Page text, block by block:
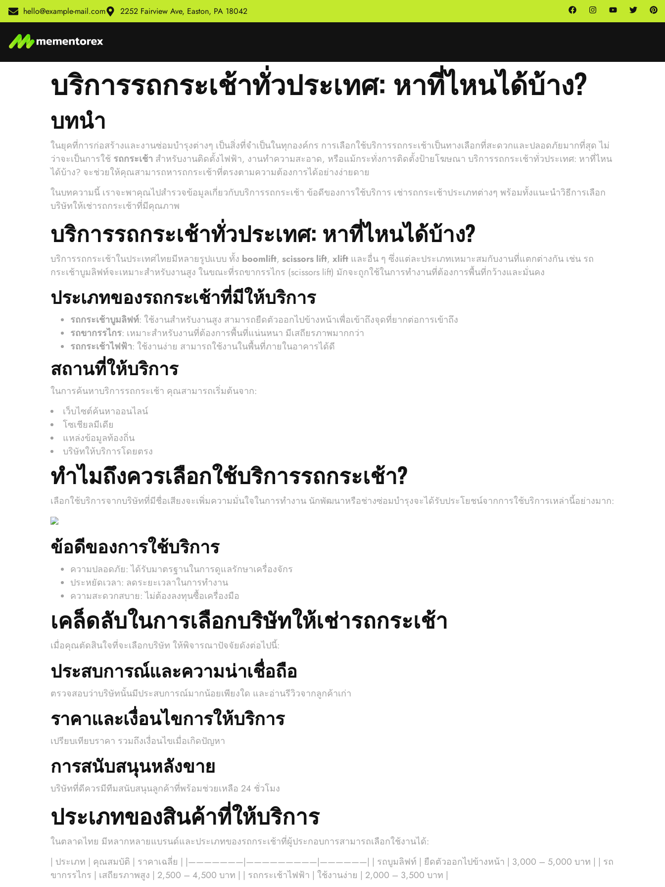
hello@example-mail.com 2252 Fairview Ave, Easton, PA 18042
บริการรถกระเช้าทั่วประเทศ: หาที่ไหนได้บ้าง?
บทนำ
ในยุคที่การก่อสร้างและงานซ่อมบำรุงต่างๆ เป็นสิ่งที่จำเป็นในทุกองค์กร การเลือกใช้บริการรถกระเช้าเป็นทางเลือกที่สะดวกและปลอดภัยมากที่สุด ไม่
ว่าจะเป็นการใช้ รถกระเช้า สำหรับงานติดตั้งไฟฟ้า, งานทำความสะอาด, หรือแม้กระทั่งการติดตั้งป้ายโฆษณา บริการรถกระเช้าทั่วประเทศ: หาที่ไหน
ได้บ้าง? จะช่วยให้คุณสามารถหารถกระเช้าที่ตรงตามความต้องการได้อย่างง่ายดาย
ในบทความนี้ เราจะพาคุณไปสำรวจข้อมูลเกี่ยวกับบริการรถกระเช้า ข้อดีของการใช้บริการ เช่ารถกระเช้าประเภทต่างๆ พร้อมทั้งแนะนำวิธีการเลือก
บริษัทให้เช่ารถกระเช้าที่มีคุณภาพ
บริการรถกระเช้าทั่วประเทศ: หาที่ไหนได้บ้าง?
บริการรถกระเช้าในประเทศไทยมีหลายรูปแบบ ทั้ง boomlift, scissors lift, xlift และอื่น ๆ ซึ่งแต่ละประเภทเหมาะสมกับงานที่แตกต่างกัน เช่น รถ
กระเช้าบูมลิฟท์จะเหมาะสำหรับงานสูง ในขณะที่รถขากรรไกร (scissors lift) มักจะถูกใช้ในการทำงานที่ต้องการพื้นที่กว้างและมั่นคง
ประเภทของรถกระเช้าที่มีให้บริการ
รถกระเช้าบูมลิฟท์: ใช้งานสำหรับงานสูง สามารถยืดตัวออกไปข้างหน้าเพื่อเข้าถึงจุดที่ยากต่อการเข้าถึง
รถขากรรไกร: เหมาะสำหรับงานที่ต้องการพื้นที่แน่นหนา มีเสถียรภาพมากกว่า
รถกระเช้าไฟฟ้า: ใช้งานง่าย สามารถใช้งานในพื้นที่ภายในอาคารได้ดี
สถานที่ให้บริการ
ในการค้นหาบริการรถกระเช้า คุณสามารถเริ่มต้นจาก:
เว็บไซต์ค้นหาออนไลน์
โซเชียลมีเดีย
แหล่งข้อมูลท้องถิ่น
บริษัทให้บริการโดยตรง
ทำไมถึงควรเลือกใช้บริการรถกระเช้า?
เลือกใช้บริการจากบริษัทที่มีชื่อเสียงจะเพิ่มความมั่นใจในการทำงาน นักพัฒนาหรือช่างซ่อมบำรุงจะได้รับประโยชน์จากการใช้บริการเหล่านี้อย่างมาก:
ข้อดีของการใช้บริการ
ความปลอดภัย: ได้รับมาตรฐานในการดูแลรักษาเครื่องจักร
ประหยัดเวลา: ลดระยะเวลาในการทำงาน
ความสะดวกสบาย: ไม่ต้องลงทุนซื้อเครื่องมือ
เคล็ดลับในการเลือกบริษัทให้เช่ารถกระเช้า
เมื่อคุณตัดสินใจที่จะเลือกบริษัท ให้พิจารณาปัจจัยดังต่อไปนี้:
ประสบการณ์และความน่าเชื่อถือ
ตรวจสอบว่าบริษัทนั้นมีประสบการณ์มากน้อยเพียงใด และอ่านรีวิวจากลูกค้าเก่า
ราคาและเงื่อนไขการให้บริการ
เปรียบเทียบราคา รวมถึงเงื่อนไขเมื่อเกิดปัญหา
การสนับสนุนหลังขาย
บริษัทที่ดีควรมีทีมสนับสนุนลูกค้าที่พร้อมช่วยเหลือ 24 ชั่วโมง
ประเภทของสินค้าที่ให้บริการ
ในตลาดไทย มีหลากหลายแบรนด์และประเภทของรถกระเช้าที่ผู้ประกอบการสามารถเลือกใช้งานได้:
| ประเภท | คุณสมบัติ | ราคาเฉลี่ย | |———————|—————————|——————| | รถบูมลิฟท์ | ยืดตัวออกไปข้างหน้า | 3,000 – 5,000 บาท | | รถ
ขากรรไกร | เสถียรภาพสูง | 2,500 – 4,500 บาท | | รถกระเช้าไฟฟ้า | ใช้งานง่าย | 2,000 – 3,500 บาท |